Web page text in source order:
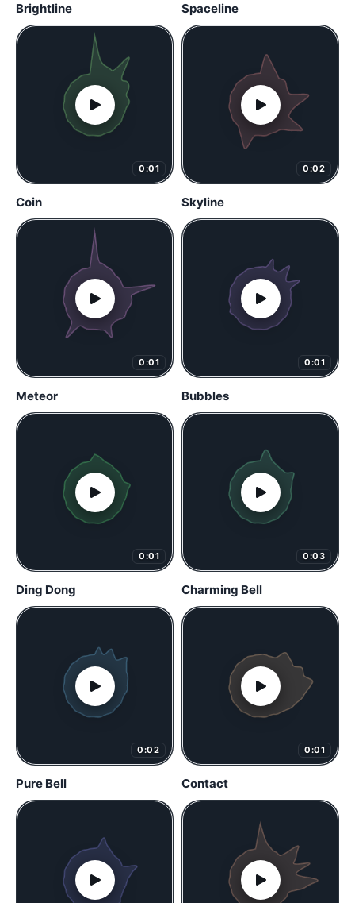
Brightline Spaceline
0:01
Coin
0:02
Skyline
0:01
Meteor
0:01
Bubbles
0:01
Ding Dong
0:03
Charming Bell
0:02
Pure Bell
0:01
Contact